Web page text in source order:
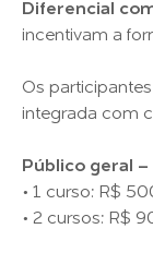
Diferencial
incentivam a
Os
integrada com
Público geral
• 1 curso: R$
• 2 cursos: R$